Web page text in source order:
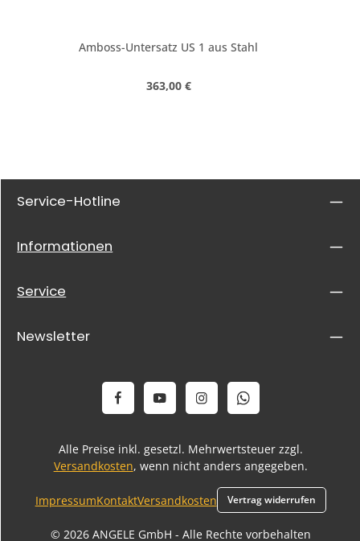
Amboss-Untersatz US 1 aus Stahl
Regulärer Preis:
363,00 €
Service-Hotline
Informationen
Service
Newsletter
Alle Preise inkl. gesetzl. Mehrwertsteuer zzgl.
Versandkosten, wenn nicht anders angegeben.
© 2026 ANGELE GmbH - Alle Rechte vorbehalten
ImpressumKontaktVersandkosten Vertrag widerrufen